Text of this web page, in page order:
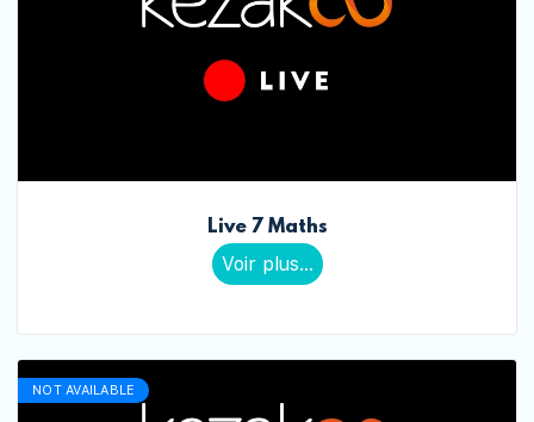
Live 7 Maths
Voir plus...
NOT AVAILABLE